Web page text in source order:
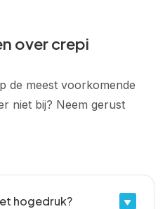
over crepi
de meest voorkomende
niet bij? Neem gerust
hogedruk?